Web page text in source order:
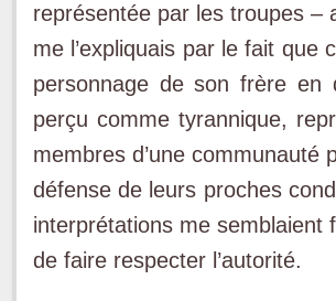
représentée par les troupes –
me l’expliquais par le fait
personnage de son frère en
perçu comme tyrannique,
membres d’une communauté
défense de leurs proches
interprétations me semblaient
de faire respecter l’autorité.